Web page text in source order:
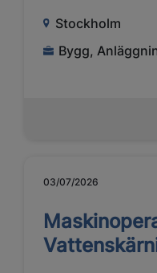
Stockholm
Bygg,
03/07/2026